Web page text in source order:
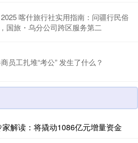
喀什旅行社实用指南：问疆行民俗
国旅・乌分公司跨区服务第二
员工扎堆“考公” 发生了什么？
解读：将撬动1086亿元增量资金